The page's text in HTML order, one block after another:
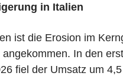
in Italien
ist die Erosion im
In den
fiel der Umsatz um